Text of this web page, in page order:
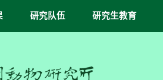
研究队伍 研究生教育